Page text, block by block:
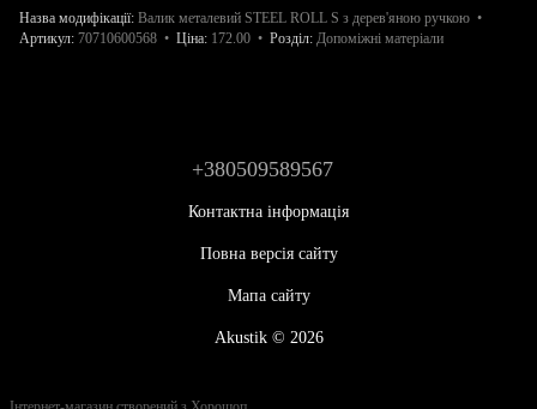
Назва модифікації Валик металевий STEEL ROLL S з дерев'яною ручкою
Артикул 70710600568 Ціна 172.00 Розділ Допоміжні матеріали
+380509589567
Контактна інформація
Повна версія сайту
Мапа сайту
Akustik © 2026